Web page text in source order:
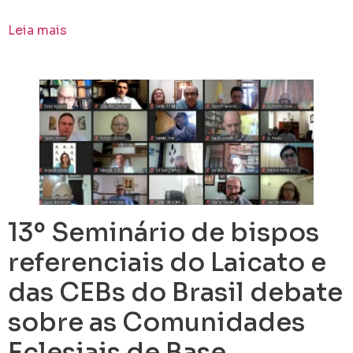
Leia mais
13º Seminário de bispos
referenciais do Laicato e
das CEBs do Brasil debate
sobre as Comunidades